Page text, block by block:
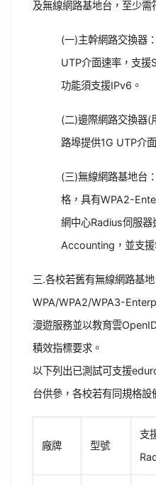
及無線網路基地台，至少需
(一)主幹網路交換器
UTP介面速率，支援
功能須支援IPv6。
(二)邊際網路交換器(
路埠提供1G UTP介
(三)無線網路基地台
格，具有WPA2-
網中心Radius伺服
Accounting，並支
三.各校若舊有無線網路基
WPA/WPA2/WPA3-
漫遊服務並以教育雲
積效指標要求。
以下列出已測試可支援
台供參，各校若有同規格設
廠牌 型號
支